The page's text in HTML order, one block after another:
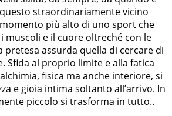
straordinariamente vicino
momento più alto di uno sport che
muscoli e il cuore oltreché con le
pretesa assurda quella di cercare di
Sfida al proprio limite e alla fatica
fisica ma anche interiore, si
e gioia intima soltanto all’arrivo. In
piccolo si trasforma in tutto..